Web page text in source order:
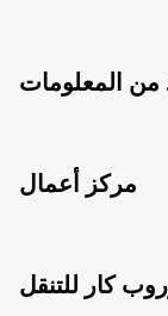
من المعلومات
مركز أعمال
كار للتنقل